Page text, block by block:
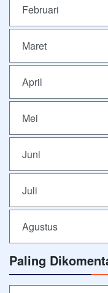
Februari
Maret
April
Mei
Juni
Juli
Agustus
Paling